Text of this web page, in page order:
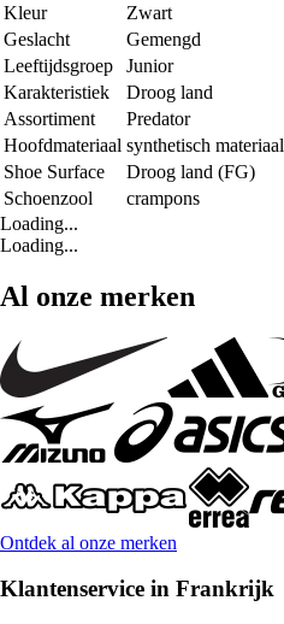
Kleur
Zwart
Geslacht
Gemengd
Leeftijdsgroep
Junior
Karakteristiek
Droog land
Assortiment
Predator
Hoofdmateriaal synthetisch materiaal
Shoe Surface
Droog land (FG)
Schoenzool
crampons
Loading...
Loading...
Al onze merken
Ontdek al onze merken
Klantenservice in Frankrijk